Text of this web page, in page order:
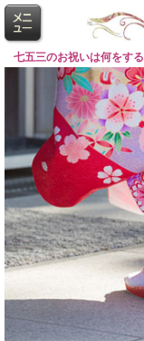
七五三のお祝いは何をする